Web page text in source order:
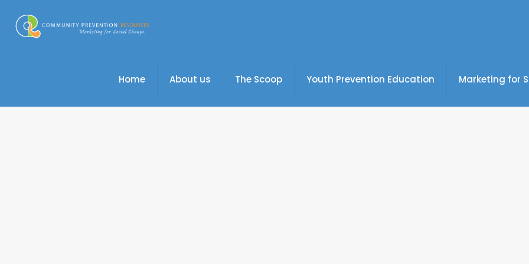
Home About us The Scoop Youth Prevention Education Marketing for